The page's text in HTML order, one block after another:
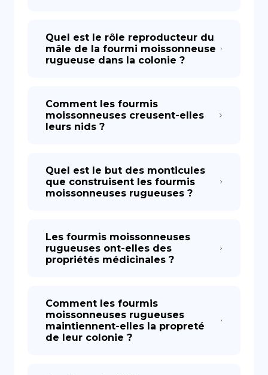
Quel est le rôle reproducteur du
mâle de la fourmi moissonneuse
rugueuse dans la colonie ?
Comment les fourmis
moissonneuses creusent-elles
leurs nids ?
Quel est le but des monticules
que construisent les fourmis
moissonneuses rugueuses ?
Les fourmis moissonneuses
rugueuses ont-elles des
propriétés médicinales ?
Comment les fourmis
moissonneuses rugueuses
maintiennent-elles la propreté
de leur colonie ?